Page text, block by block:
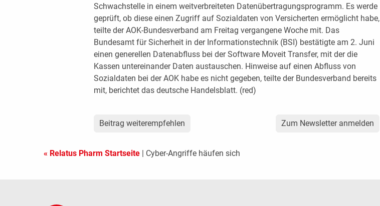
Schwachstelle in einem weitverbreiteten Datenübertragungsprogramm. Es werde
geprüft, ob diese einen Zugriff auf Sozialdaten von Versicherten ermöglicht habe,
teilte der AOK-Bundesverband am Freitag vergangene Woche mit. Das
Bundesamt für Sicherheit in der Informationstechnik (BSI) bestätigte am 2. Juni
einen generellen Datenabfluss bei der Software Moveit Transfer, mit der die
Kassen untereinander Daten austauschen. Hinweise auf einen Abfluss von
Sozialdaten bei der AOK habe es nicht gegeben, teilte der Bundesverband bereits
mit, berichtet das deutsche Handelsblatt. (red)
Beitrag weiterempfehlen Zum Newsletter anmelden
« Relatus Pharm Startseite | Cyber-Angriffe häufen sich